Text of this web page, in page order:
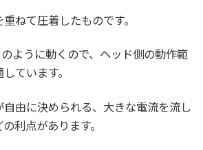
ねて圧着したものです。
ように動くので、ヘッド側の動作範
ています。
自由に決められる、大きな電流を流し
利点があります。